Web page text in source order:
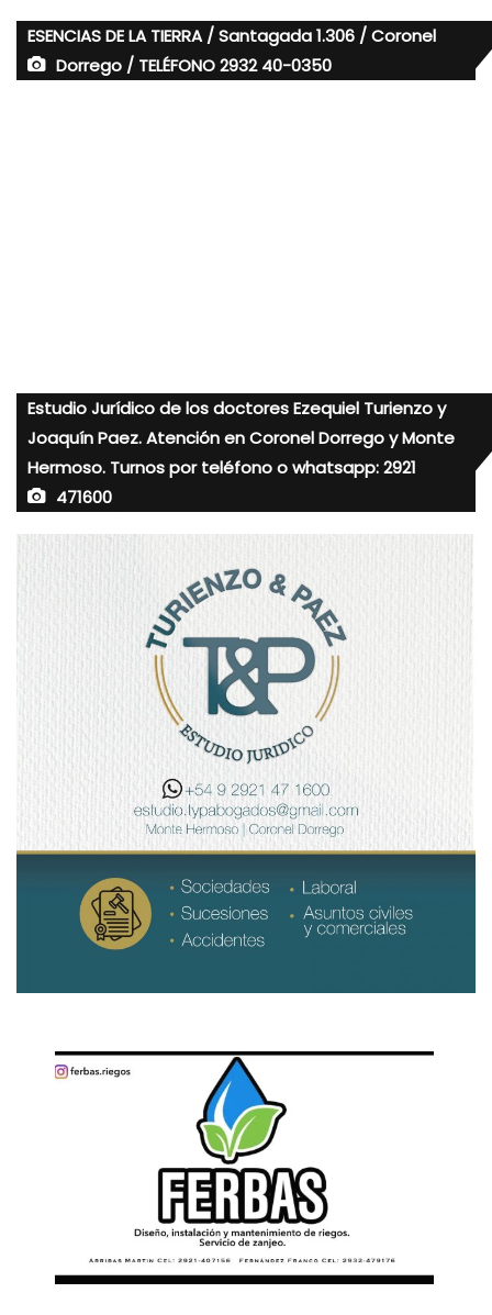
ESENCIAS DE LA TIERRA / Santagada 1.306 / Coronel
Dorrego / TELÉFONO 2932 40-0350
Estudio Jurídico de los doctores Ezequiel Turienzo y
Joaquín Paez. Atención en Coronel Dorrego y Monte
Hermoso. Turnos por teléfono o whatsapp: 2921
471600